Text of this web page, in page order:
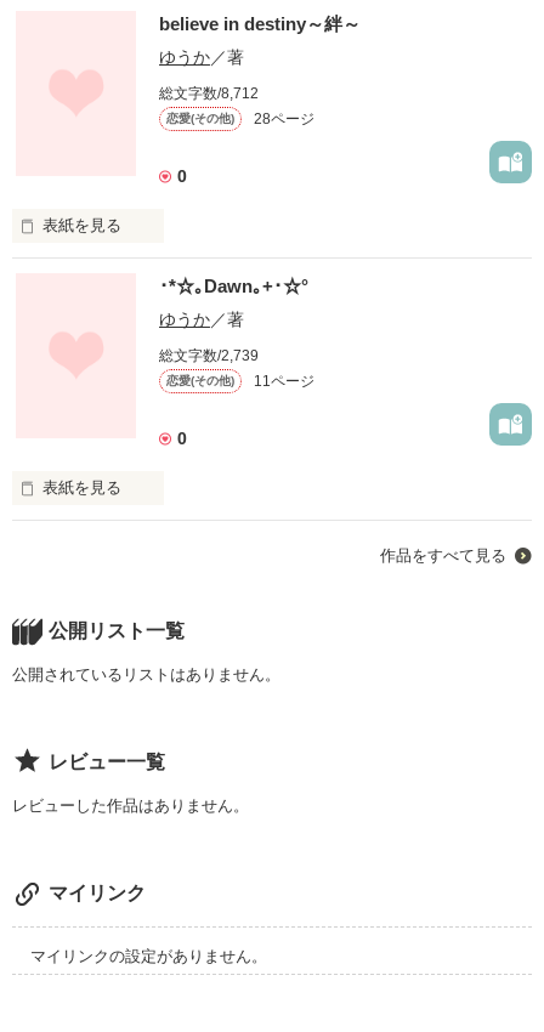
believe in destiny～絆～
ゆうか／著
総文字数/8,712
恋愛(その他) 28ページ
0
表紙を見る
こんな日々が永遠に続くものだと思ってた。
悲しいことも
苦しいことも
2007.6.16〜
･*☆｡Dawn｡+･☆°
ゆうか／著
総文字数/2,739
恋愛(その他) 11ページ
0
表紙を見る
必ず朝はやってくる
あんなことがあっても
Legimoで公開していた作品を、少し内容も変更して移動しまし
作品をすべて見る
公開リスト一覧
公開されているリストはありません。
レビュー一覧
レビューした作品はありません。
マイリンク
マイリンクの設定がありません。